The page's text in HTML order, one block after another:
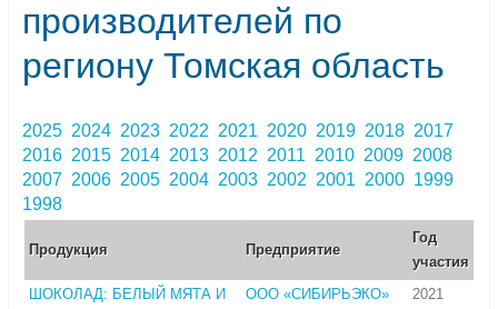
производителей по
региону Томская область
2025 2024 2023 2022 2021 2020 2019 2018 2017
2016 2015 2014 2013 2012 2011 2010 2009 2008
2007 2006 2005 2004 2003 2002 2001 2000 1999
1998
Продукция Предприятие
Год
участия
ШОКОЛАД: БЕЛЫЙ МЯТА И
ООО «СИБИРЬЭКО» 2021